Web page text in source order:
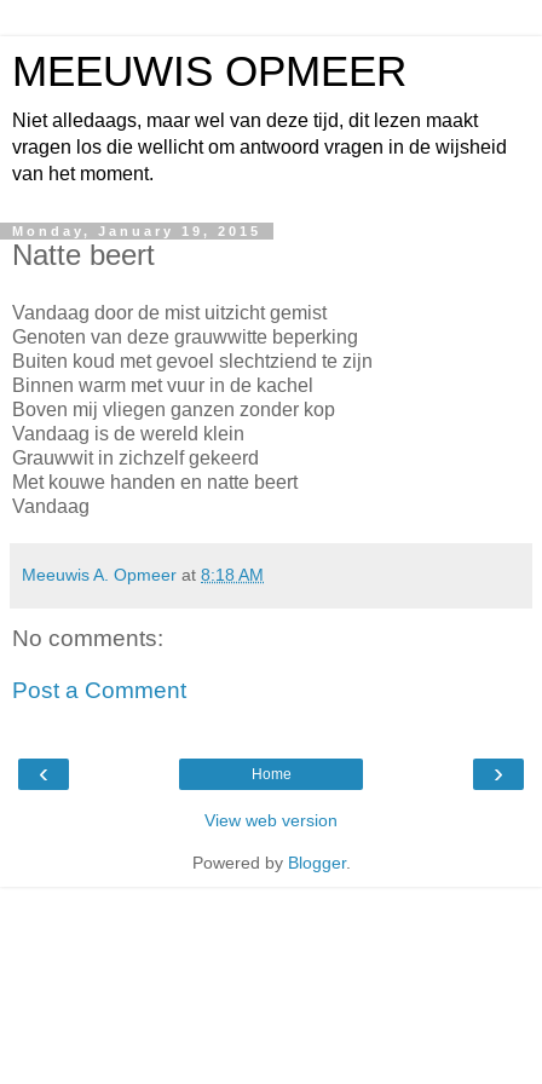
MEEUWIS OPMEER
Niet alledaags, maar wel van deze tijd, dit lezen maakt
vragen los die wellicht om antwoord vragen in de wijsheid
van het moment.
Monday, January 19, 2015
Natte beert
Vandaag door de mist uitzicht gemist
Genoten van deze grauwwitte beperking
Buiten koud met gevoel slechtziend te zijn
Binnen warm met vuur in de kachel
Boven mij vliegen ganzen zonder kop
Vandaag is de wereld klein
Grauwwit in zichzelf gekeerd
Met kouwe handen en natte beert
Vandaag
Meeuwis A. Opmeer at 8:18 AM
No comments:
Post a Comment
‹ ›
Home
View web version
Powered by Blogger.